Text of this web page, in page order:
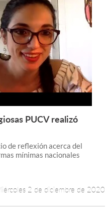
Leer más +
PUCV realizó
de reflexión acerca del
mínimas nacionales
2 de diciembre de 2020